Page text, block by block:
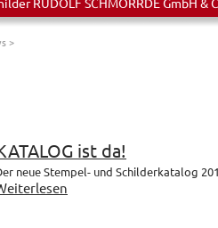
>
ist da!
neue Stempel- und Schilderkatalog